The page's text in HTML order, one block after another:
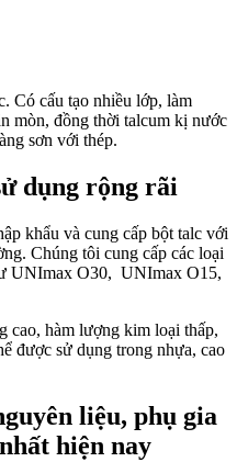
Có cấu tạo nhiều lớp, làm
mòn, đồng thời talcum kị nước
sơn với thép.
dụng rộng rãi
khẩu và cung cấp bột talc với
Chúng tôi cung cấp các loại
UNImax O30, UNImax O15,
cao, hàm lượng kim loại thấp,
được sử dụng trong nhựa, cao
liệu, phụ gia
hiện nay